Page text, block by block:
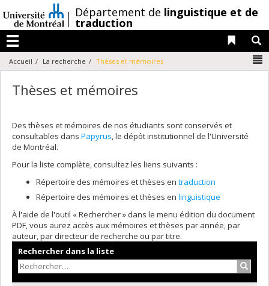
au
contenu
/Département de linguistique et de
traduction
Menu
Liens
Accueil La recherche Thèses et mémoires
Thèses et mémoires
Des thèses et mémoires de nos étudiants sont conservés et
consultables dans Papyrus, le dépôt institutionnel de l'Université
de Montréal.
Pour la liste complète, consultez les liens suivants :
Répertoire des mémoires et thèses en traduction
Répertoire des mémoires et thèses en linguistique
À l'aide de l'outil « Rechercher » dans le menu édition du document
PDF, vous aurez accès aux mémoires et thèses par année, par
auteur, par directeur de recherche ou par titre.
Rechercher dans la liste